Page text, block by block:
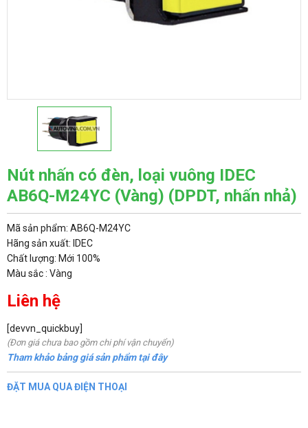
Nút nhấn có đèn, loại vuông IDEC
AB6Q-M24YC (Vàng) (DPDT, nhấn nhả)
Mã sản phẩm: AB6Q-M24YC
Hãng sản xuất: IDEC
Chất lượng: Mới 100%
Màu sắc : Vàng
Liên hệ
[devvn_quickbuy]
(Đơn giá chưa bao gồm chi phí vận chuyển)
Tham khảo bảng giá sản phẩm tại đây
ĐẶT MUA QUA ĐIỆN THOẠI